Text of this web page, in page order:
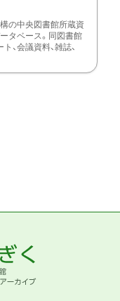
の中央図書館所蔵資
タベース。同図書館
、会議資料、雑誌、